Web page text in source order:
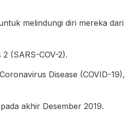
melindungi diri mereka dari
(SARS-COV-2).
Disease (COVID-19),
akhir Desember 2019.